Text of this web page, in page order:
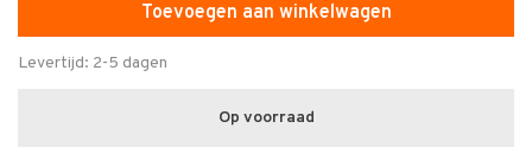
Toevoegen aan winkelwagen
Levertijd: 2-5 dagen
Op voorraad